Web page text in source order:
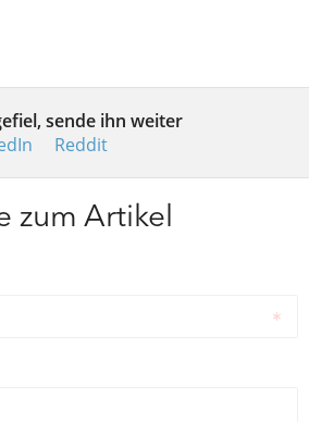
sende ihn weiter
Reddit
zum Artikel